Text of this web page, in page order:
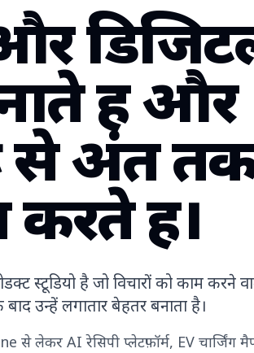
हैं और
से अंत
करते हैं।
स्टूडियो है जो विचारों को काम करने
उन्हें लगातार बेहतर बनाता है।
लेकर AI रेसिपी प्लेटफ़ॉर्म, EV चार्जिंग